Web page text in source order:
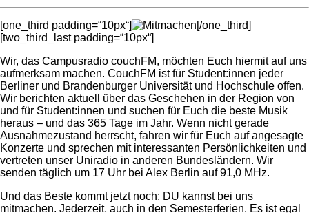
[one_third padding=“10px“]
[/one_third]
[two_third_last padding=“10px“]
Wir, das Campusradio couchFM, möchten Euch hiermit auf uns
aufmerksam machen. CouchFM ist für Student:innen jeder
Berliner und Brandenburger Universität und Hochschule offen.
Wir berichten aktuell über das Geschehen in der Region von
und für Student:innen und suchen für Euch die beste Musik
heraus – und das 365 Tage im Jahr. Wenn nicht gerade
Ausnahmezustand herrscht, fahren wir für Euch auf angesagte
Konzerte und sprechen mit interessanten Persönlichkeiten und
vertreten unser Uniradio in anderen Bundesländern. Wir
senden täglich um 17 Uhr bei Alex Berlin auf 91,0 MHz.
Und das Beste kommt jetzt noch: DU kannst bei uns
mitmachen. Jederzeit, auch in den Semesterferien. Es ist egal